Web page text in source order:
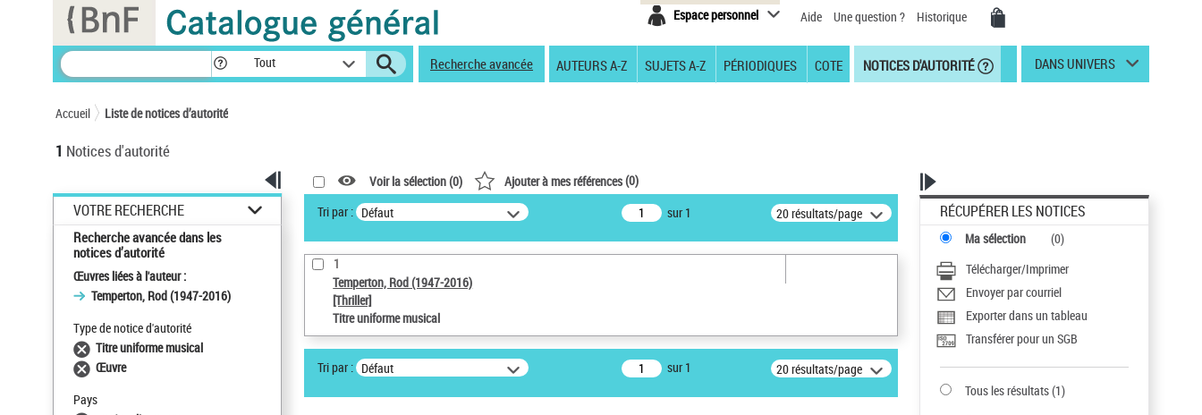
Espace personnel Aide Une question ? Historique
Tout Recherche avancée AUTEURS A-Z SUJETS A-Z PÉRIODIQUES COTE NOTICES D'AUTORITÉ DANS UNIVERS
Accueil Liste de notices d’autorité
1 Notices d'autorité
VOTRE RECHERCHE
Recherche avancée dans les
notices d’autorité
Œuvres liées à l'auteur :
Temperton, Rod (1947-2016)
Type de notice d'autorité
Titre uniforme musical
Œuvre
Pays
Voir la sélection (0) Ajouter à mes références(0)
Tri par : Défaut sur 1 20 résultats/page
1
Temperton, Rod (1947-2016)
[Thriller]
Titre uniforme musical
Tri par : Défaut sur 1 20 résultats/page
RÉCUPÉRER LES NOTICES
Ma sélection (0)
Télécharger/Imprimer
Envoyer par courriel
Exporter dans un tableau
Transférer pour un SGB
Tous les résultats(1)
Panneau de gestion des cookies